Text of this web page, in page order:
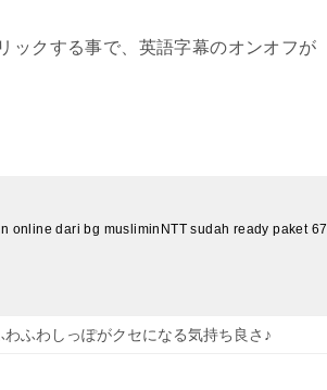
ックする事で、英語字幕のオンオフが
online dari bg musliminNTT sudah ready paket
わふわしっぽがクセになる気持ち良さ♪